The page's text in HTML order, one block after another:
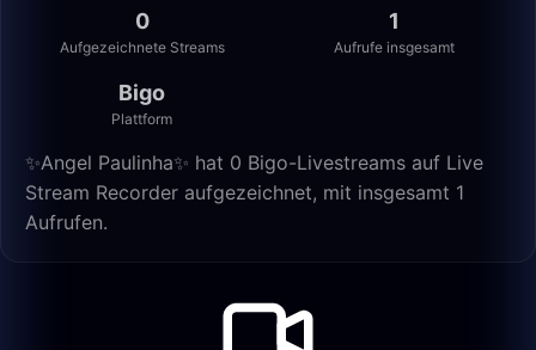
0
Aufgezeichnete Streams
1
Aufrufe insgesamt
Bigo
Plattform
✨Angel Paulinha✨ hat 0 Bigo-Livestreams auf Live
Stream Recorder aufgezeichnet, mit insgesamt 1
Aufrufen.